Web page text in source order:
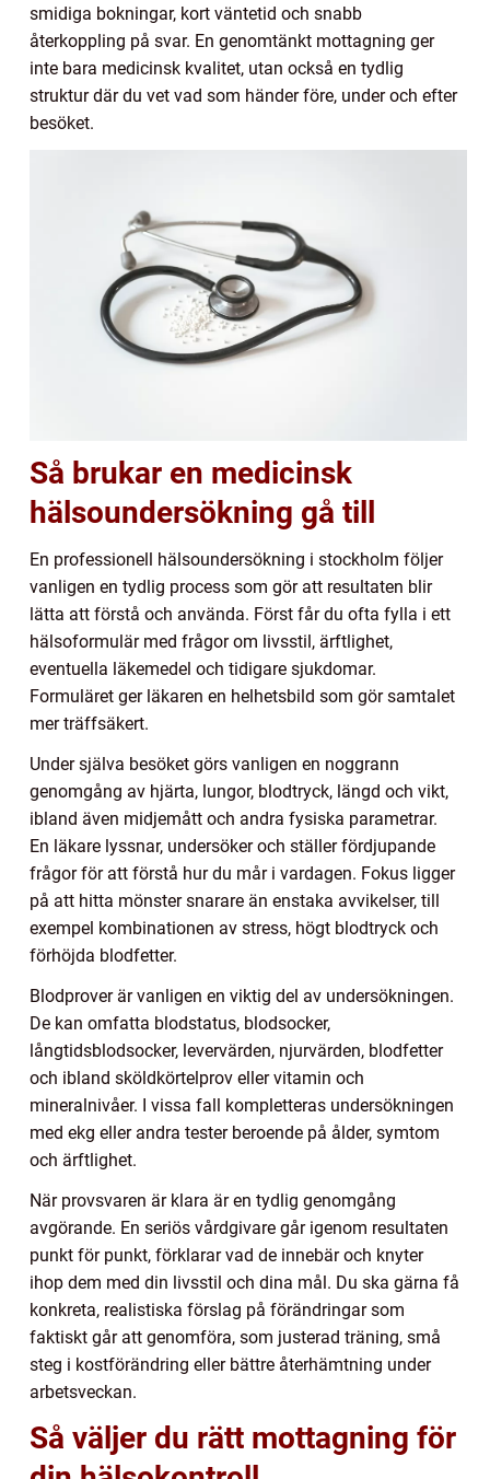
smidiga bokningar, kort väntetid och snabb
återkoppling på svar. En genomtänkt mottagning ger
inte bara medicinsk kvalitet, utan också en tydlig
struktur där du vet vad som händer före, under och efter
besöket.
Så brukar en medicinsk
hälsoundersökning gå till
En professionell hälsoundersökning i stockholm följer
vanligen en tydlig process som gör att resultaten blir
lätta att förstå och använda. Först får du ofta fylla i ett
hälsoformulär med frågor om livsstil, ärftlighet,
eventuella läkemedel och tidigare sjukdomar.
Formuläret ger läkaren en helhetsbild som gör samtalet
mer träffsäkert.
Under själva besöket görs vanligen en noggrann
genomgång av hjärta, lungor, blodtryck, längd och vikt,
ibland även midjemått och andra fysiska parametrar.
En läkare lyssnar, undersöker och ställer fördjupande
frågor för att förstå hur du mår i vardagen. Fokus ligger
på att hitta mönster snarare än enstaka avvikelser, till
exempel kombinationen av stress, högt blodtryck och
förhöjda blodfetter.
Blodprover är vanligen en viktig del av undersökningen.
De kan omfatta blodstatus, blodsocker,
långtidsblodsocker, levervärden, njurvärden, blodfetter
och ibland sköldkörtelprov eller vitamin och
mineralnivåer. I vissa fall kompletteras undersökningen
med ekg eller andra tester beroende på ålder, symtom
och ärftlighet.
När provsvaren är klara är en tydlig genomgång
avgörande. En seriös vårdgivare går igenom resultaten
punkt för punkt, förklarar vad de innebär och knyter
ihop dem med din livsstil och dina mål. Du ska gärna få
konkreta, realistiska förslag på förändringar som
faktiskt går att genomföra, som justerad träning, små
steg i kostförändring eller bättre återhämtning under
arbetsveckan.
Så väljer du rätt mottagning för